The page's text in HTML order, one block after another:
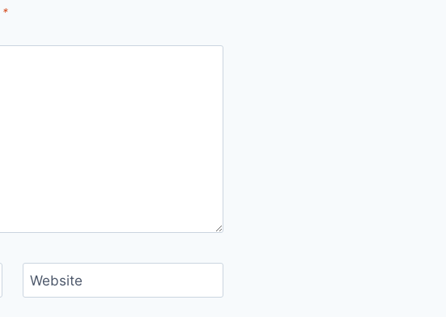
*
Website